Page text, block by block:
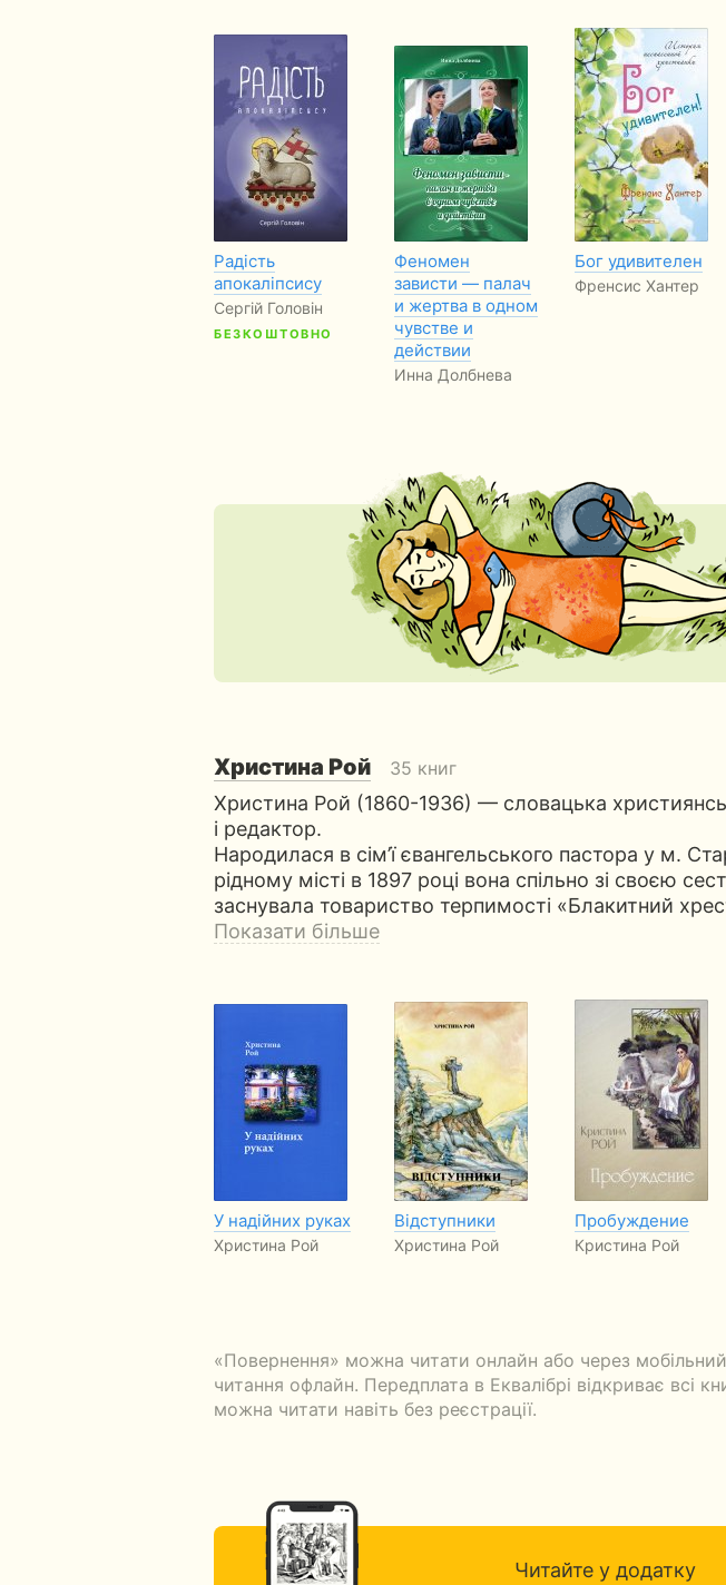
Радість
апокаліпсису
Сергій Головін
БЕЗКОШТОВНО
Феномен
зависти — палач
и жертва в одном
чувстве и
действии
Инна Долбнева
Бог удивителен
Френсис Хантер
Христина Рой 35 книг
Христина Рой (1860-1936) — словацька
і редактор.
Народилася в сім’ї євангельського пастора у м.
рідному місті в 1897 році вона спільно зі своєю
заснувала товариство терпимості «Блакитний
Показати більше
У надійних руках
Христина Рой
Відступники
Христина Рой
Пробуждение
Кристина Рой
«Повернення» можна читати онлайн або через
читання офлайн. Передплата в Еквалібрі відкриває всі
можна читати навіть без реєстрації.
Читайте у додатку